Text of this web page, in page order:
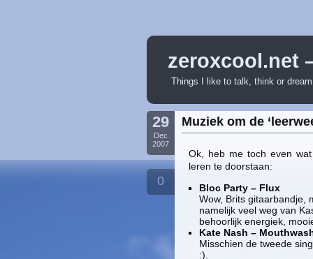
zeroxcool.net
Things I like to talk, think or
29
Dec
2007
0
Muziek om de
Ok, heb me toch even
leren te doorstaan:
Bloc Party – Flux
Wow, Brits gitaarbandje,
namelijk veel weg van
behoorlijk energiek,
Kate Nash –
Misschien de tweede
:).